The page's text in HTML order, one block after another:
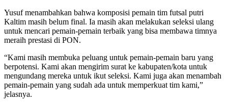
Yusuf menambahkan bahwa komposisi pemain tim futsal putri
Kaltim masih belum final. Ia masih akan melakukan seleksi ulang
untuk mencari pemain-pemain terbaik yang bisa membawa timnya
meraih prestasi di PON.
“Kami masih membuka peluang untuk pemain-pemain baru yang
berpotensi. Kami akan mengirim surat ke kabupaten/kota untuk
mengundang mereka untuk ikut seleksi. Kami juga akan menambah
pemain-pemain yang sudah ada untuk memperkuat tim kami,”
jelasnya.